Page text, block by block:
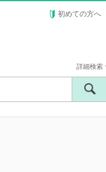
初めての方へ
詳細検索